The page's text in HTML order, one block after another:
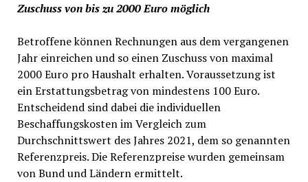
Zuschuss von bis zu 2000 Euro möglich
Betroffene können Rechnungen aus dem vergangenen
Jahr einreichen und so einen Zuschuss von maximal
2000 Euro pro Haushalt erhalten. Voraussetzung ist
ein Erstattungsbetrag von mindestens 100 Euro.
Entscheidend sind dabei die individuellen
Beschaffungskosten im Vergleich zum
Durchschnittswert des Jahres 2021, dem so genannten
Referenzpreis. Die Referenzpreise wurden gemeinsam
von Bund und Ländern ermittelt.